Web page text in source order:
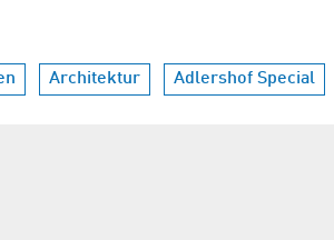
Architektur Adlershof Special